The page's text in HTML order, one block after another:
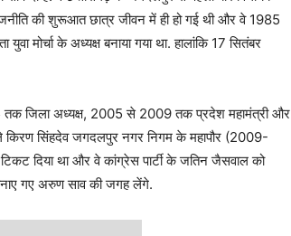
की शुरूआत छात्र जीवन में ही हो गई थी और वे 1985
मोर्चा के अध्‍यक्ष बनाया गया था. हालांकि 17 सितंबर
तक जिला अध्‍यक्ष, 2005 से 2009 तक प्रदेश महामंत्री और
किरण स‍िंहदेव जगदलपुर नगर निगम के महापौर (2009-
दिया था और वे कांग्रेस पार्टी के जतिन जैसवाल को
गए अरुण साव की जगह लेंगे.